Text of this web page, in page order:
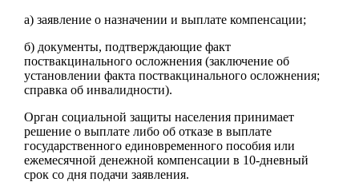
а) заявление о назначении и выплате компенсации;
б) документы, подтверждающие факт
поствакцинального осложнения (заключение об
установлении факта поствакцинального осложнения;
справка об инвалидности).
Орган социальной защиты населения принимает
решение о выплате либо об отказе в выплате
государственного единовременного пособия или
ежемесячной денежной компенсации в 10-дневный
срок со дня подачи заявления.